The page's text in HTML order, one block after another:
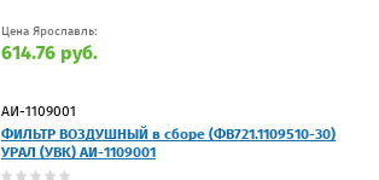
Цена Ярославль:
614.76 руб.
АИ-1109001
ФИЛЬТР ВОЗДУШНЫЙ в сборе (ФВ721.1109510-30)
УРАЛ (УВК) АИ-1109001